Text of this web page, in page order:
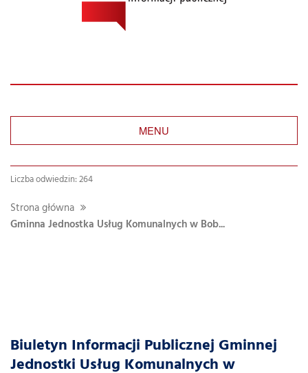
MENU
Liczba odwiedzin: 264
Strona główna
Gminna Jednostka Usług Komunalnych w Bob...
Biuletyn Informacji Publicznej Gminnej
Jednostki Usług Komunalnych w